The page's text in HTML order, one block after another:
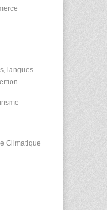
langues
Climatique